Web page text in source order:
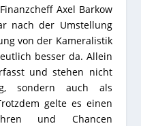
Axel Barkow
nach der Umstellung
von der Kameralistik
besser da. Allein
und stehen nicht
sondern auch als
gelte es einen
und Chancen